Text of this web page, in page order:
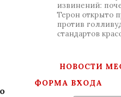
извинений:
Терон открыто
против
стандартов
НОВОСТИ
ФОРМА ВХОДА